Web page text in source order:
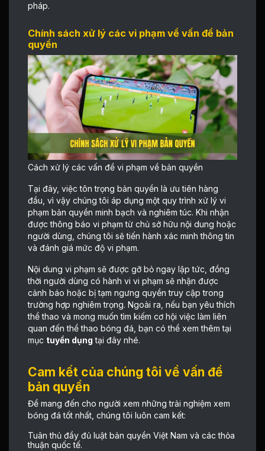
pháp.
Chính sách xử lý các vi phạm về vấn đề bản
quyền
Cách xử lý các vấn đề vi phạm về bản quyền
Tại đây, việc tôn trọng bản quyền là ưu tiên hàng
đầu, vì vậy chúng tôi áp dụng một quy trình xử lý vi
phạm bản quyền minh bạch và nghiêm túc. Khi nhận
được thông báo vi phạm từ chủ sở hữu nội dung hoặc
người dùng, chúng tôi sẽ tiến hành xác minh thông tin
và đánh giá mức độ vi phạm.
Nội dung vi phạm sẽ được gỡ bỏ ngay lập tức, đồng
thời người dùng có hành vi vi phạm sẽ nhận được
cảnh báo hoặc bị tạm ngưng quyền truy cập trong
trường hợp nghiêm trọng. Ngoài ra, nếu bạn yêu thích
thể thao và mong muốn tìm kiếm cơ hội việc làm liên
quan đến thể thao bóng đá, bạn có thể xem thêm tại
mục tuyển dụng tại đây nhé.
Cam kết của chúng tôi về vấn đề
bản quyền
Để mang đến cho người xem những trải nghiệm xem
bóng đá tốt nhất, chúng tôi luôn cam kết:
Tuân thủ đầy đủ luật bản quyền Việt Nam và các thỏa
thuận quốc tế.